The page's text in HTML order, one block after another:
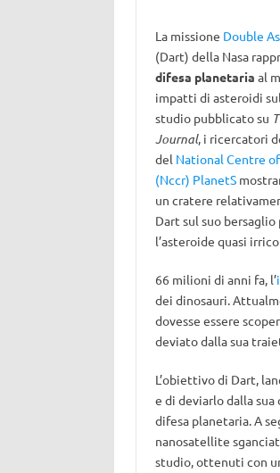
La missione Double
(Dart) della Nasa
difesa planetaria al
impatti di asteroidi
studio pubblicato su
Journal, i ricercatori
del National Centre
(Nccr) PlanetS
un cratere
Dart sul suo
l’asteroide quasi
66 milioni di anni fa, l’
dei dinosauri.
dovesse essere
deviato dalla sua
L’obiettivo di Dart,
e di deviarlo dalla
difesa planetaria. A
nanosatellite
studio, ottenuti con